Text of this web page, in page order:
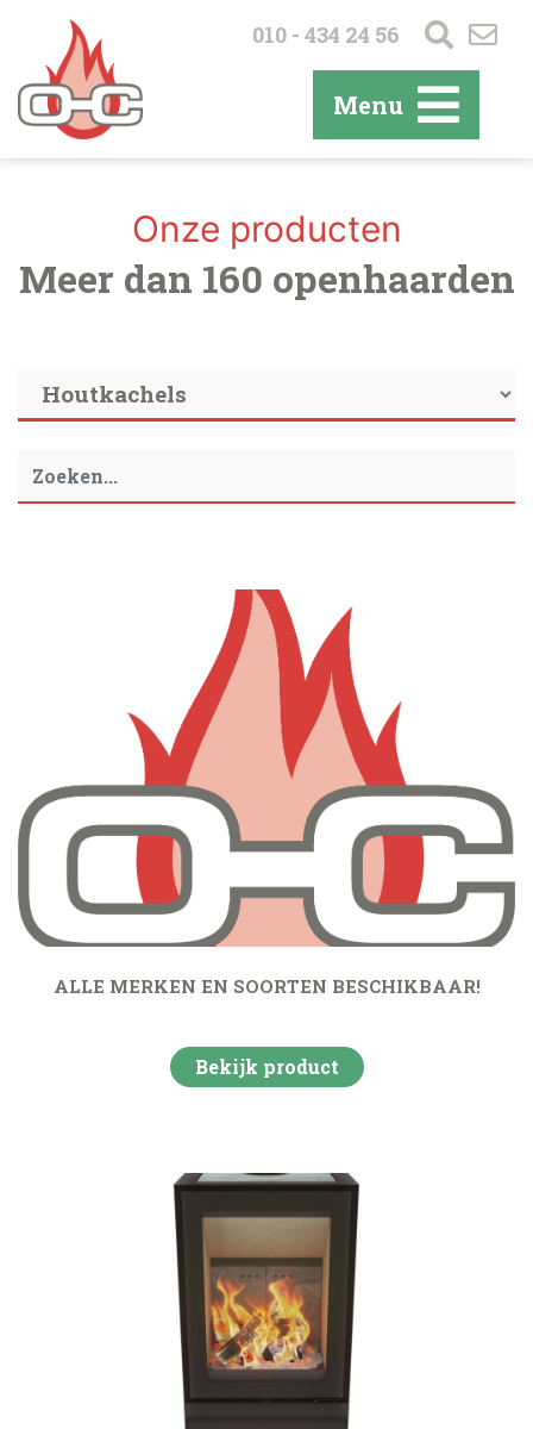
010 - 434 24 56
Menu
Onze producten
Meer dan 160 openhaarden
ALLE MERKEN EN SOORTEN BESCHIKBAAR!
Bekijk product